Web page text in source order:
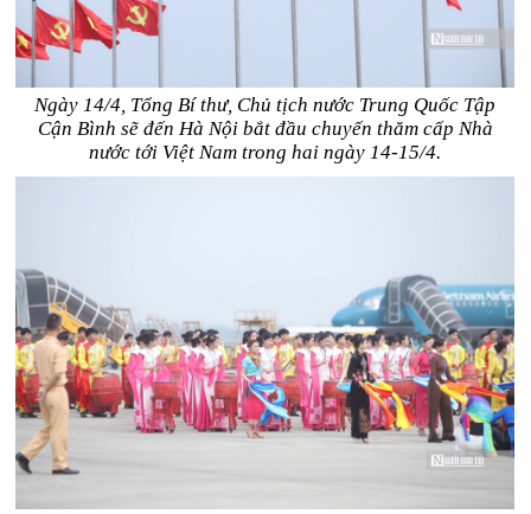
Ngày 14/4, Tổng Bí thư, Chủ tịch nước Trung Quốc Tập
Cận Bình sẽ đến Hà Nội bắt đầu chuyến thăm cấp Nhà
nước tới Việt Nam trong hai ngày 14-15/4.